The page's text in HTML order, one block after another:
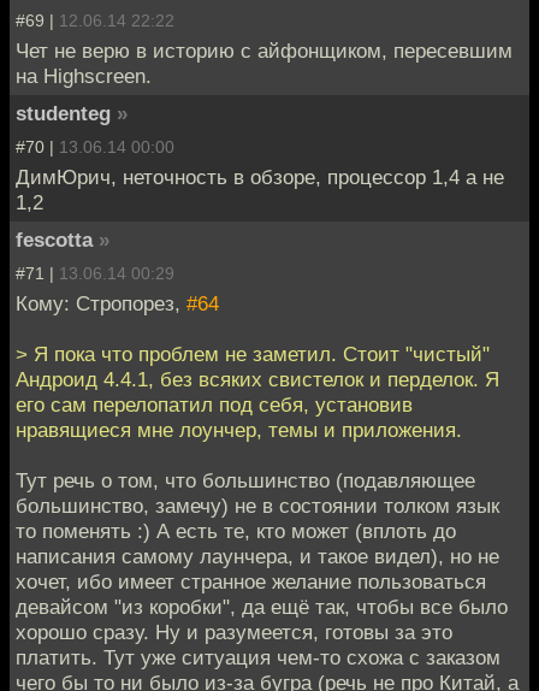
#69 | 12.06.14 22:22
Чет не верю в историю с айфонщиком, пересевшим
на Highscreen.
studenteg »
#70 | 13.06.14 00:00
ДимЮрич, неточность в обзоре, процессор 1,4 а не
1,2
fescotta »
#71 | 13.06.14 00:29
Кому: Стропорез, #64
> Я пока что проблем не заметил. Стоит "чистый"
Андроид 4.4.1, без всяких свистелок и перделок. Я
его сам перелопатил под себя, установив
нравящиеся мне лоунчер, темы и приложения.
Тут речь о том, что большинство (подавляющее
большинство, замечу) не в состоянии толком язык
то поменять :) А есть те, кто может (вплоть до
написания самому лаунчера, и такое видел), но не
хочет, ибо имеет странное желание пользоваться
девайсом "из коробки", да ещё так, чтобы все было
хорошо сразу. Ну и разумеется, готовы за это
платить. Тут уже ситуация чем-то схожа с заказом
чего бы то ни было из-за бугра (речь не про Китай, а